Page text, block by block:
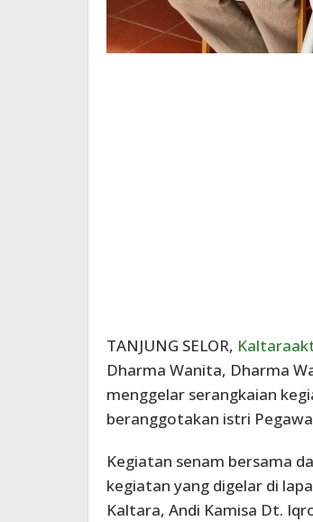
TANJUNG SELOR,
Dharma Wanita, Dharma
menggelar serangkaian
beranggotakan istri
Kegiatan senam bersama
kegiatan yang digelar di
Kaltara, Andi Kamisa Dt.